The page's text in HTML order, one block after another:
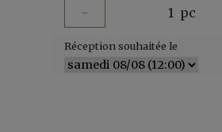
- 1 pc
Réception souhaitée le